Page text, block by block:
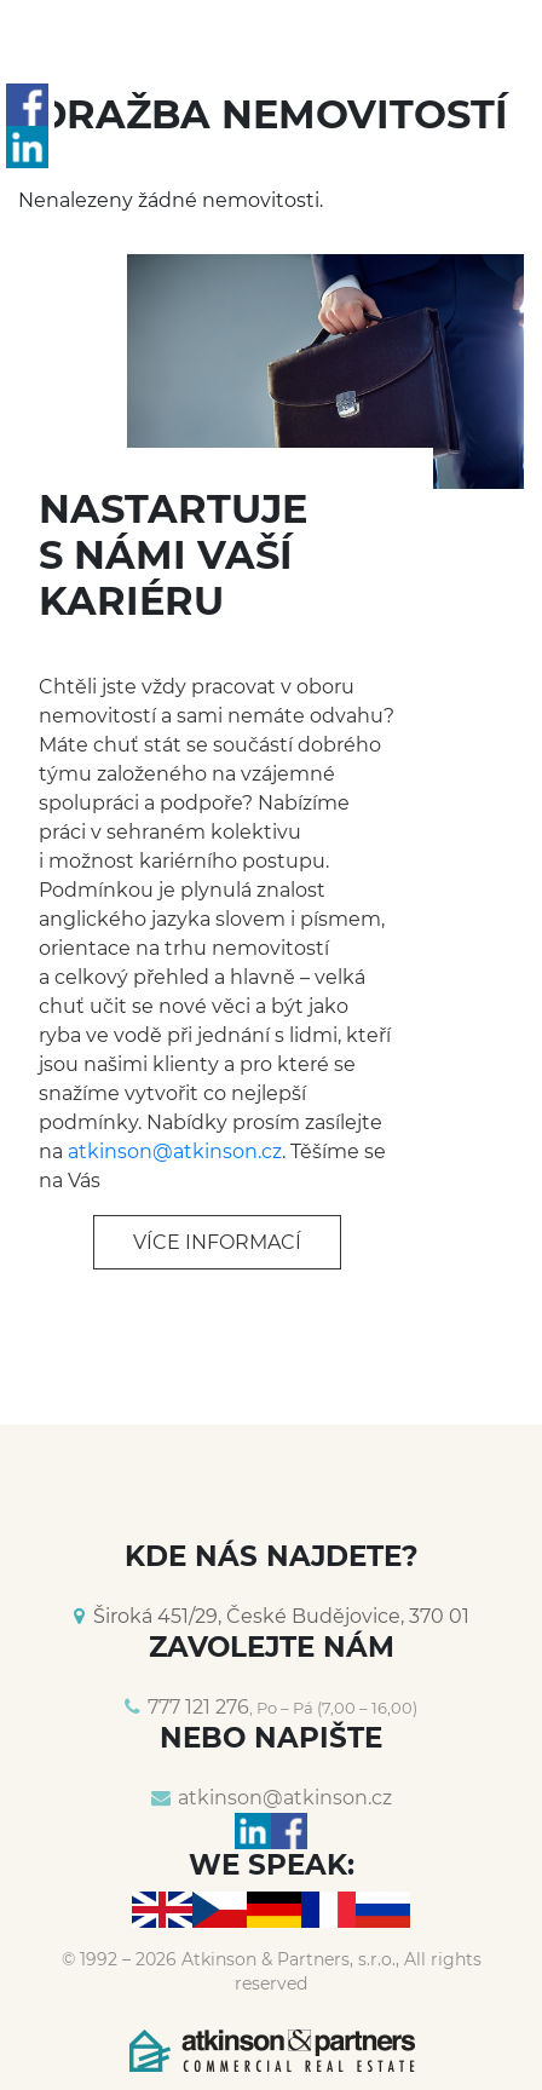
DRAŽBA NEMOVITOSTÍ
Nenalezeny žádné nemovitosti.
NASTARTUJE
S NÁMI VAŠÍ
KARIÉRU
Chtěli jste vždy pracovat v oboru
nemovitostí a sami nemáte odvahu?
Máte chuť stát se součástí dobrého
týmu založeného na vzájemné
spolupráci a podpoře? Nabízíme
práci v sehraném kolektivu
i možnost kariérního postupu.
Podmínkou je plynulá znalost
anglického jazyka slovem i písmem,
orientace na trhu nemovitostí
a celkový přehled a hlavně – velká
chuť učit se nové věci a být jako
ryba ve vodě při jednání s lidmi, kteří
jsou našimi klienty a pro které se
snažíme vytvořit co nejlepší
podmínky. Nabídky prosím zasílejte
na atkinson@atkinson.cz. Těšíme se
na Vás
VÍCE INFORMACÍ
KDE NÁS NAJDETE?
Široká 451/29, České Budějovice, 370 01
ZAVOLEJTE NÁM
777 121 276, Po – Pá (7,00 – 16,00)
NEBO NAPIŠTE
atkinson@atkinson.cz
WE SPEAK:
© 1992 – 2026 Atkinson & Partners, s.r.o., All rights
reserved